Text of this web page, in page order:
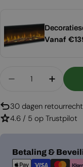
Normale
Vanaf
Aantal Aantal
30 dagen retourrecht
4.6 / 5 op Trustpilot
Betaling &
Betaalmethoden